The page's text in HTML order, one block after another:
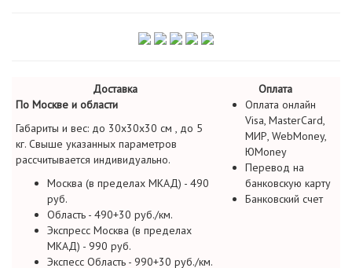
Доставка
Оплата
По Москве и области
Габариты и вес: до 30х30х30 см , до 5
кг. Свыше указанных параметров
рассчитывается индивидуально.
Москва (в пределах МКАД) - 490
руб.
Область - 490+30 руб./км.
Экспресс Москва (в пределах
МКАД) - 990 руб.
Экспесс Область - 990+30 руб./км.
Оплата онлайн
Visa, MasterCard,
МИР, WebMoney,
ЮMoney
Перевод на
банковскую карту
Банковский счет